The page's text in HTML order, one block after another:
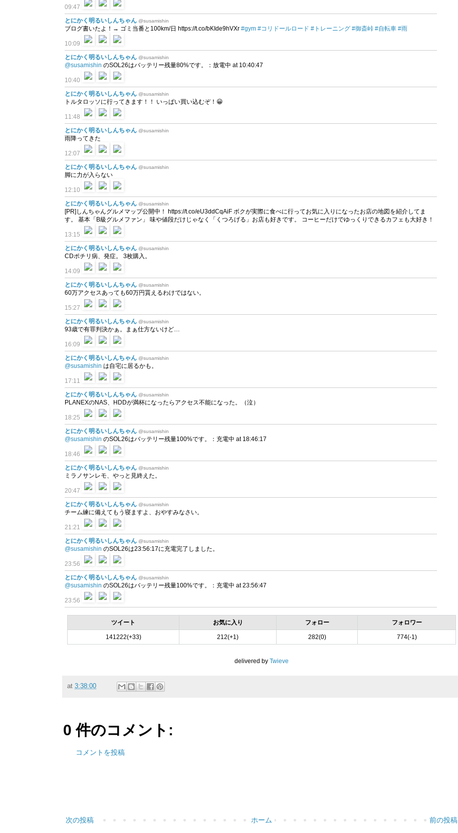
09:47
とにかく明るいしんちゃん @susamishin
ブログ書いたよ！→ ゴミ当番と100km/日 https://t.co/bKIde9hVXr #gym #コリドールロード #トレーニング #御斎峠 #自転車 #雨
10:09
とにかく明るいしんちゃん @susamishin
@susamishin のSOL26はバッテリー残量80%です。：放電中 at 10:40:47
10:40
とにかく明るいしんちゃん @susamishin
トルタロッソに行ってきます！！ いっぱい買い込むぞ！😀
11:48
とにかく明るいしんちゃん @susamishin
雨降ってきた
12:07
とにかく明るいしんちゃん @susamishin
脚に力が入らない
12:10
とにかく明るいしんちゃん @susamishin
[PR]しんちゃんグルメマップ公開中！ https://t.co/eU3ddCqAiF ボクが実際に食べに行ってお気に入りになったお店の地図を紹介してま
す。 基本「B級グルメファン」 味や値段だけじゃなく「くつろげる」お店も好きです。 コーヒーだけでゆっくりできるカフェも大好き！
13:15
とにかく明るいしんちゃん @susamishin
CDポチリ病、発症。 3枚購入。
14:09
とにかく明るいしんちゃん @susamishin
60万アクセスあっても60万円貰えるわけではない。
15:27
とにかく明るいしんちゃん @susamishin
93歳で有罪判決かぁ。まぁ仕方ないけど…
16:09
とにかく明るいしんちゃん @susamishin
@susamishin は自宅に居るかも。
17:11
とにかく明るいしんちゃん @susamishin
PLANEXのNAS、HDDが満杯になったらアクセス不能になった。（泣）
18:25
とにかく明るいしんちゃん @susamishin
@susamishin のSOL26はバッテリー残量100%です。：充電中 at 18:46:17
18:46
とにかく明るいしんちゃん @susamishin
ミラノサンレモ、やっと見終えた。
20:47
とにかく明るいしんちゃん @susamishin
チーム練に備えてもう寝ますよ、おやすみなさい。
21:21
とにかく明るいしんちゃん @susamishin
@susamishin のSOL26は23:56:17に充電完了しました。
23:56
とにかく明るいしんちゃん @susamishin
@susamishin のSOL26はバッテリー残量100%です。：充電中 at 23:56:47
23:56
ツイート お気に入り フォロー フォロワー
141222(+33) 212(+1) 282(0) 774(-1)
delivered by Twieve
at 3:38:00
0 件のコメント:
コメントを投稿
次の投稿 前の投稿
ホーム